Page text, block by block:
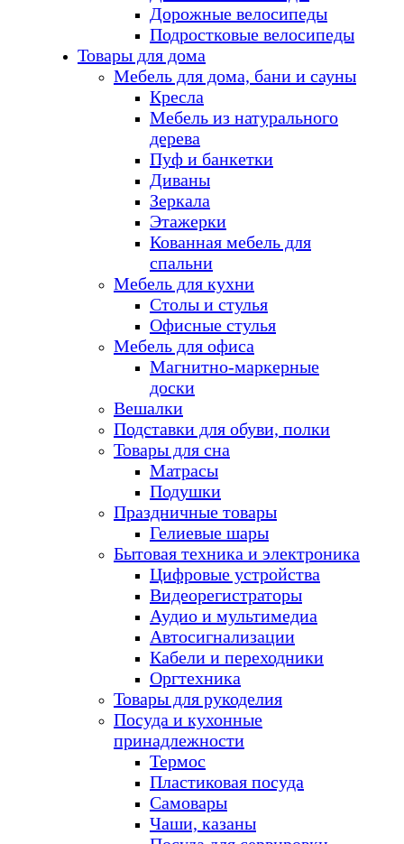
Дорожные велосипеды
Подростковые велосипеды
Товары для дома
Мебель для дома, бани и сауны
Кресла
Мебель из натурального
дерева
Пуф и банкетки
Диваны
Зеркала
Этажерки
Кованная мебель для
спальни
Мебель для кухни
Столы и стулья
Офисные стулья
Мебель для офиса
Магнитно-маркерные
доски
Вешалки
Подставки для обуви, полки
Товары для сна
Матрасы
Подушки
Праздничные товары
Гелиевые шары
Бытовая техника и электроника
Цифровые устройства
Видеорегистраторы
Аудио и мультимедиа
Автосигнализации
Кабели и переходники
Оргтехника
Товары для рукоделия
Посуда и кухонные
принадлежности
Термос
Пластиковая посуда
Самовары
Чаши, казаны